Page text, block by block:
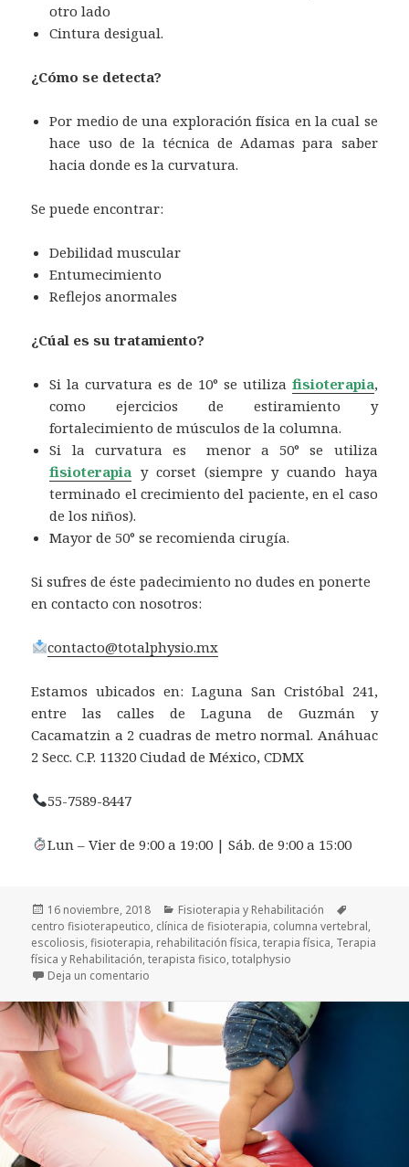
otro lado
Cintura desigual.
¿Cómo se detecta?
Por medio de una exploración física en la cual se
hace uso de la técnica de Adamas para saber
hacia donde es la curvatura.
Se puede encontrar:
Debilidad muscular
Entumecimiento
Reflejos anormales
¿Cúal es su tratamiento?
Si la curvatura es de 10° se utiliza fisioterapia,
como ejercicios de estiramiento y
fortalecimiento de músculos de la columna.
Si la curvatura es menor a 50° se utiliza
fisioterapia y corset (siempre y cuando haya
terminado el crecimiento del paciente, en el caso
de los niños).
Mayor de 50° se recomienda cirugía.
Si sufres de éste padecimiento no dudes en ponerte
en contacto con nosotros:
contacto@totalphysio.mx
Estamos ubicados en: Laguna San Cristóbal 241,
entre las calles de Laguna de Guzmán y
Cacamatzin a 2 cuadras de metro normal. Anáhuac
2 Secc. C.P. 11320 Ciudad de México, CDMX
55-7589-8447
Lun – Vier de 9:00 a 19:00 | Sáb. de 9:00 a 15:00
Publicado
el
16 noviembre, 2018 Categorías
Fisioterapia y Rehabilitación
centro fisioterapeutico, clínica de fisioterapia, columna vertebral,
escoliosis,fisioterapia, rehabilitación física,terapia física, Terapia
física y Rehabilitación,terapista fisico,totalphysio
Deja un comentario